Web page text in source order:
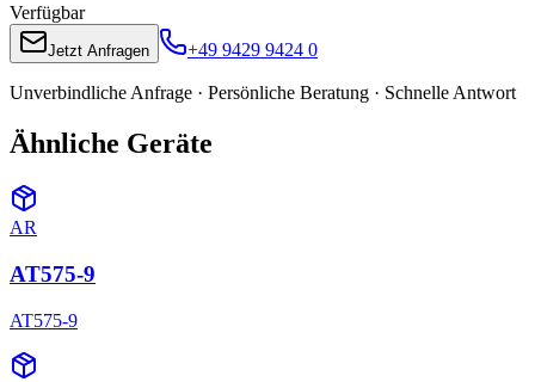
Verfügbar
Jetzt Anfragen +49 9429 9424 0
Unverbindliche Anfrage · Persönliche Beratung · Schnelle Antwort
Ähnliche Geräte
AR
AT575-9
AT575-9